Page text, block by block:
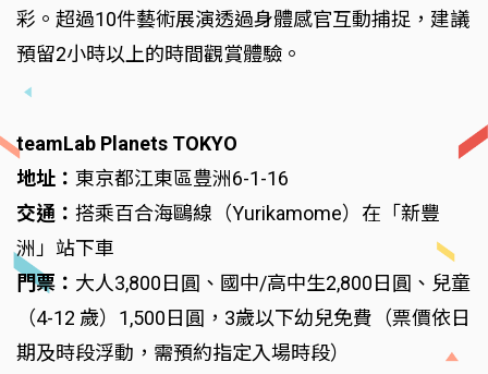
彩。超過10件藝術展演透過身體感官互動捕捉，建議
預留2小時以上的時間觀賞體驗。
teamLab Planets TOKYO
地址： 東京都江東區豊洲6-1-16
交通： 搭乘百合海鷗線（Yurikamome）在「新豐
洲」站下車
門票： 大人3,800日圓、國中/高中生2,800日圓、兒童
（4-12 歲）1,500日圓，3歲以下幼兒免費（票價依日
期及時段浮動，需預約指定入場時段）